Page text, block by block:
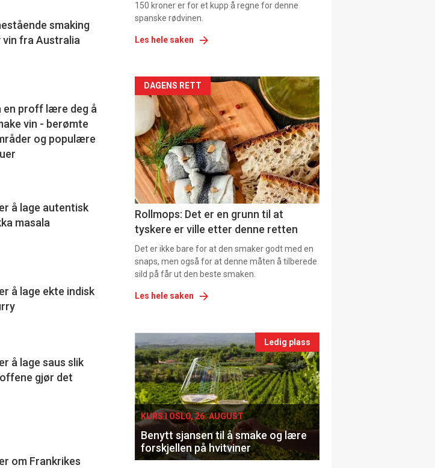
smaking
vin fra Australia
en proff lære deg å
vin - berømte
og populære
å lage autentisk
masala
å lage ekte indisk
å lage saus slik
gjør det
om Frankrikes
rett
2
150 kroner er for et kupp å regne for denne
spanske rødvinen.
Les hele saken
Artikler
detail
-
section
11
Ukens
vin
DAGENS RETT
Rollmops: Det er en grunn til at
tyskere er ville etter denne retten
Det er ikke bare for at den smaker godt med en
snaps, men også for at denne måten å tilberede
sild på får ut den beste smaken.
Les hele saken
Events
single
Ledig plass
KURS I OSLO, 26. AUGUST
Benytt sjansen til å smake og lære
forskjellen på hvitviner